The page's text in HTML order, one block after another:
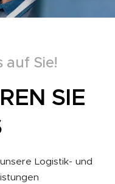
auf Sie!
SIE
Logistik- und